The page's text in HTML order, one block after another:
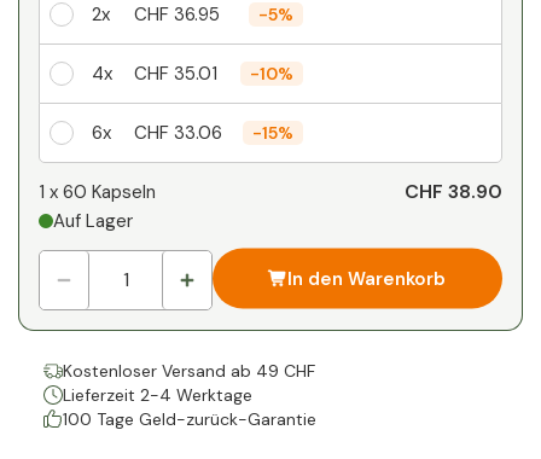
2x CHF 36.95 -5%
4x CHF 35.01 -10%
6x CHF 33.06 -15%
1x
1 x 60 Kapseln
Auf Lager
CHF 38.90
In den Warenkorb
Kostenloser Versand ab 49 CHF
Lieferzeit 2-4 Werktage
100 Tage Geld-zurück-Garantie